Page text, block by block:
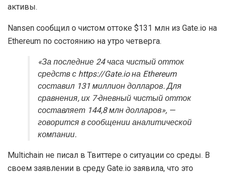
активы.
Nansen сообщил о чистом оттоке $131 млн из Gate.io на
Ethereum по состоянию на утро четверга.
«За последние 24 часа чистый отток
средств с https://Gate.io на Ethereum
составил 131 миллион долларов. Для
сравнения, их 7-дневный чистый отток
составляет 144,8 млн долларов», —
говорится в сообщении аналитической
компании.
Multichain не писал в Твиттере о ситуации со среды. В
своем заявлении в среду Gate.io заявила, что это